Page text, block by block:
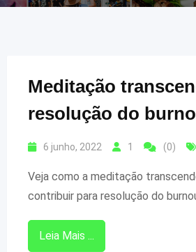
Meditação
resolução do
6 junho, 2022 1 (0)
Veja como a meditação
contribuir para resolução do
Leia Mais ...